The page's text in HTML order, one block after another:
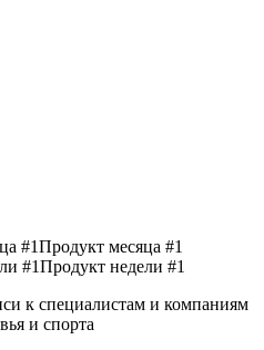
Продукт месяца #1
Продукт недели #1
к специалистам и компаниям
и спорта